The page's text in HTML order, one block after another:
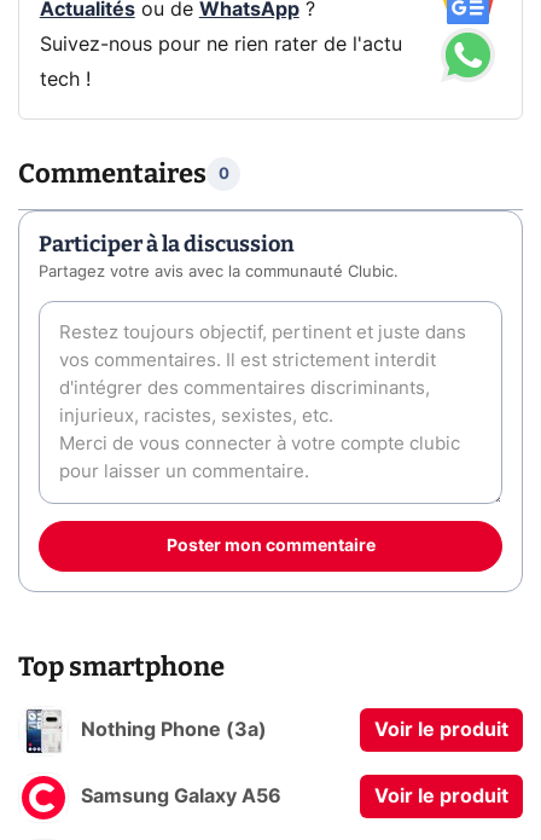
Actualitésou de WhatsApp?
Suivez-nous pour ne rien rater de l'actu
tech !
Commentaires 0
Participer à la discussion
Partagez votre avis avec la communauté Clubic.
Poster mon commentaire
Top smartphone
Nothing Phone (3a) Voir le produit
Samsung Galaxy A56 Voir le produit